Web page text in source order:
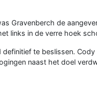
Gravenberch de
links in de verre hoek
te beslissen.
naast het doel